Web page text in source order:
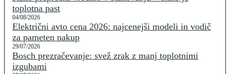
toplotna past
04/08/2026
Električni avto cena 2026: najcenejši modeli in vodič
za pameten nakup
29/07/2026
Bosch prezračevanje: svež zrak z manj toplotnimi
izgubami